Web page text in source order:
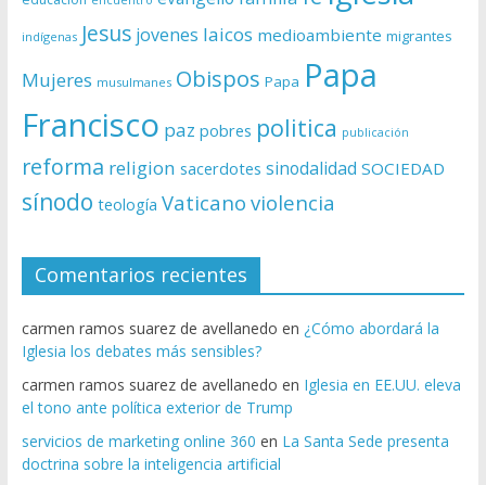
indígenas Jesus jovenes laicos medioambiente migrantes
Mujeres musulmanes Obispos Papa Papa
Francisco paz pobres politica publicación
reforma religion sacerdotes sinodalidad SOCIEDAD
sínodo teología Vaticano violencia
Comentarios recientes
carmen ramos suarez de avellanedo en ¿Cómo abordará la
Iglesia los debates más sensibles?
carmen ramos suarez de avellanedo en Iglesia en EE.UU. eleva
el tono ante política exterior de Trump
servicios de marketing online 360 en La Santa Sede presenta
doctrina sobre la inteligencia artificial